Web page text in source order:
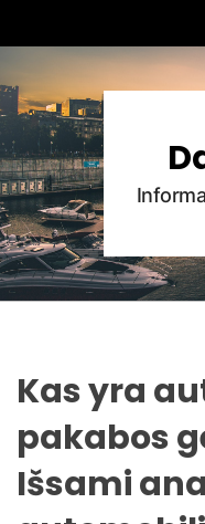
p
t
o
c
o
n
t
e
Kas yra
pakabos
Išsami